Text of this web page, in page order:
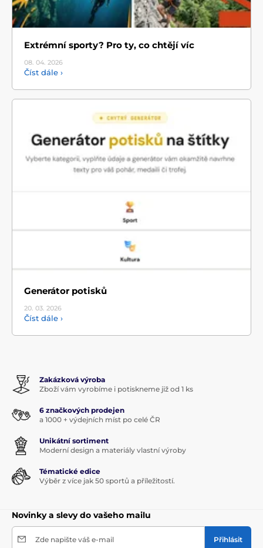
Extrémní sporty? Pro ty, co chtějí víc
08. 04. 2026
Číst dále ›
Generátor potisků
20. 03. 2026
Číst dále ›
Zakázková výroba
Zboží vám vyrobíme i potiskneme již od 1 ks
6 značkových prodejen
a 1000 + výdejních míst po celé ČR
Unikátní sortiment
Moderní design a materiály vlastní výroby
Tématické edice
Výběr z více jak 50 sportů a příležitostí.
Novinky a slevy do vašeho mailu
Zde napište váš e-mail Přihlásit